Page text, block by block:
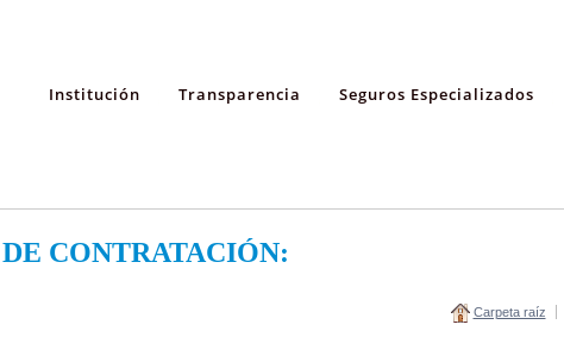
Institución Transparencia Seguros Especializados
CONTRATACIÓN:
Carpeta raíz